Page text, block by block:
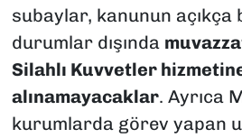
subaylar, kanunun
durumlar dışında
Silahlı Kuvvetler
alınamayacaklar. Ayrıca
kurumlarda görev yapan